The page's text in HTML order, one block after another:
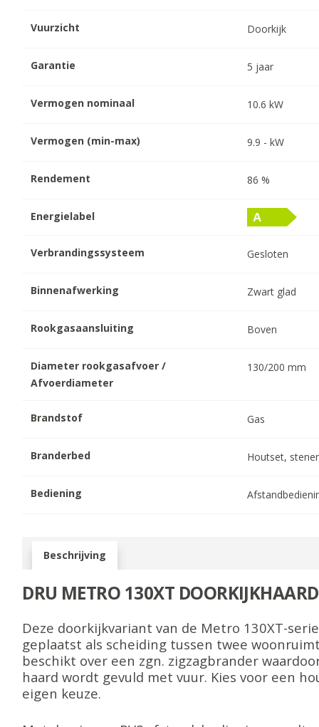
Vuurzicht Doorkijk
Garantie 5 jaar
Vermogen nominaal 10.6 kW
Vermogen (min-max) 9.9 -kW
Rendement 86 %
Energielabel
Verbrandingssysteem Gesloten
Binnenafwerking Zwart glad
Rookgasaansluiting Boven
Diameter rookgasafvoer /
Afvoerdiameter
130/200 mm
Brandstof Gas
Branderbed Houtset,
Bediening
Beschrijving
DRU METRO 130XT DOORKIJKHAARD
Deze doorkijkvariant van de Metro 130XT-
geplaatst als scheiding tussen twee
beschikt over een zgn. zigzagbrander
haard wordt gevuld met vuur. Kies voor een
eigen keuze.